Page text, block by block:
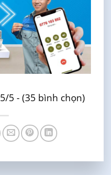
5/5 - (35 bình chọn)